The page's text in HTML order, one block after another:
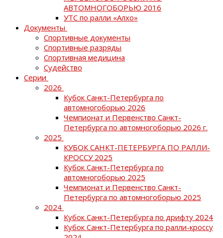
АВТОМНОГОБОРЬЮ 2016
УТС по ралли «Алхо»
Документы
Спортивные документы
Спортивные разряды
Спортивная медицина
Судейство
Серии
2026
Кубок Санкт-Петербурга по
автомногоборью 2026
Чемпионат и Первенство Санкт-
Петербурга по автомногоборью 2026 г.
2025
КУБОК САНКТ-ПЕТЕРБУРГА ПО РАЛЛИ-
КРОССУ 2025
Кубок Санкт-Петербурга по
автомногоборью 2025
Чемпионат и Первенство Санкт-
Петербурга по автомногоборью 2025
2024
Кубок Санкт-Петербурга по дрифту 2024
Кубок Санкт-Петербурга по ралли-кроссу